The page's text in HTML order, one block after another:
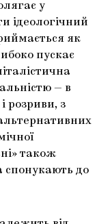
у
ідеологічний
як
пускає
— в
розриви, з
також
спонукають до